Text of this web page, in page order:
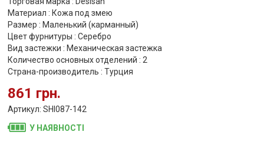
Материал : Кожа под змею
Размер : Маленький (карманный)
Цвет фурнитуры : Серебро
Вид застежки : Механическая застежка
Количество основных отделений : 2
Страна-производитель : Турция
861 грн.
Артикул: SHI087-142
У НАЯВНОСТІ